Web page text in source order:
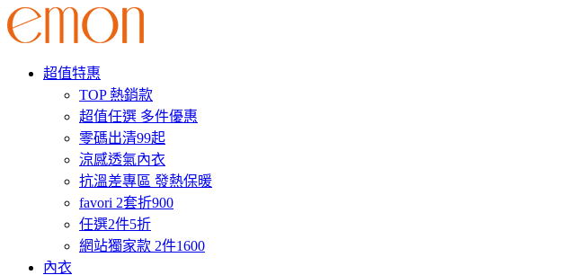
超值特惠
TOP 熱銷款
超值任選 多件優惠
零碼出清99起
涼感透氣內衣
抗溫差專區 發熱保暖
favori 2套折900
任選2件5折
網站獨家款 2件1600
內衣